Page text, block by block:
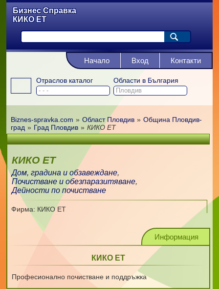
Бизнес Справка
КИКО ЕТ
Отраслов каталог Области в България
Начало Вход Контакти
Biznes-spravka.com » Област Пловдив » Община Пловдив-
град » Град Пловдив » КИКО ЕТ
КИКО ЕТ
Дом, градина и обзавеждане,
Почистване и обезпаразитяване,
Дейности по почистване
Фирма: КИКО ЕТ
Информация
КИКО ЕТ
Професионално почистване и поддръжка